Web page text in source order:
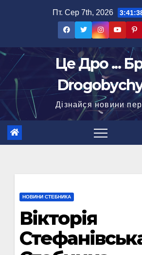
Пт. Сер 7th, 2026
Це Дро ...
Дізнайся новини
НОВИНИ СТЕБНИКА
Вікторія